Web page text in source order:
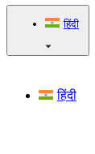
हिंदी
हिंदी